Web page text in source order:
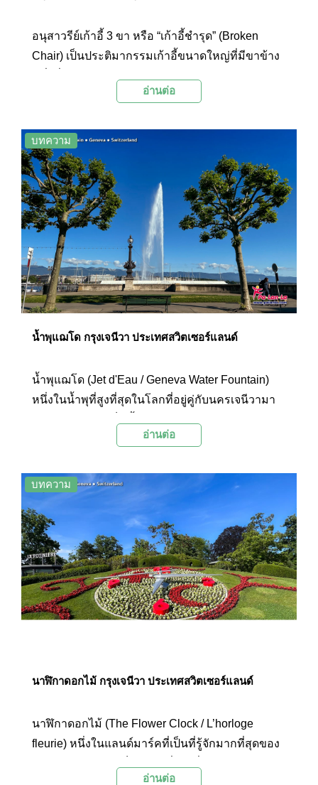
อนุสาวรีย์เก้าอี้ 3 ขา หรือ “เก้าอี้ชำรุด” (Broken
Chair) เป็นประติมากรรมเก้าอี้ขนาดใหญ่ที่มีขาข้าง
Nations ในกรุงเจนีวา ประเทศสวิตเซอร์แลนด์
อ่านต่อ
บทความ
น้ำพุแฌโด กรุงเจนีวา ประเทศสวิตเซอร์แลนด์
น้ำพุแฌโด (Jet d'Eau / Geneva Water Fountain)
หนึ่งในน้ำพุที่สูงที่สุดในโลกที่อยู่คู่กับนครเจนีวามา
เมตร สามารถมองเห็นได้จากทุกมุมในเมือง เเละ
นีวาก็ต้องไม่พลาดมาชมความยิ่งใหญ่อลังการของ
น้ำพุแห่งนี้
อ่านต่อ
บทความ
นาฬิกาดอกไม้ กรุงเจนีวา ประเทศสวิตเซอร์แลนด์
นาฬิกาดอกไม้ (The Flower Clock / L’horloge
fleurie) หนึ่งในแลนด์มาร์คที่เป็นที่รู้จักมากที่สุดของ
อ่านต่อ